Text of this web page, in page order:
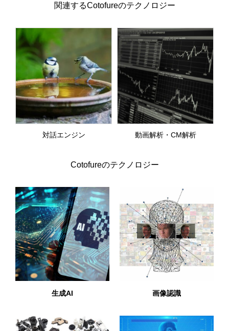
関連するCotofureのテクノロジー
対話エンジン 動画解析・CM解析
Cotofureのテクノロジー
生成AI 画像認識